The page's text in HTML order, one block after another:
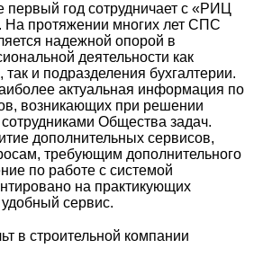
первый год сотрудничает с «РИЦ
На протяжении многих лет СПС
надежной опорой в
деятельности как
так и подразделения бухгалтерии.
актуальная информация по
возникающих при решении
Общества задач.
дополнительных сервисов,
требующим дополнительного
по работе с системой
на практикующих
сервис.
в строительной компании